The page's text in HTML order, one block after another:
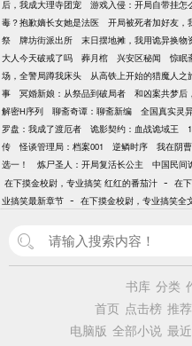
后，我成大理寺团宠
游戏入侵：开局自带挂怎
毒？抱歉嫡长女她是法医
开局被死者加好友，
祭
牌坊街派出所 末日摆地摊，我用诡异换物
大人今天破戒了吗
葬月棺 兴安区秘闻 惊眠
场，全警局蹲我床头
从高铁上开始的猎魔人之
事
冥婚新娘：从祭品到破局者 和凶案共梦后
解密H序列
聊斋奇谭：聊斋新编 全国真实灵
罗盘：我成了渡厄者
诡影契约：血战诡域王
传
怪谈管理局：档案001 逆鳞时序 我在阴
选一！
炼尸圣人：开局复活长公主
中国民间
在下摸金校尉，专业搞笑 红红的番茄汁 - 在
业搞笑最新章节 - 在下摸金校尉，专业搞笑全
书库 分类
首页 点击榜 推
电脑版 全部小说 最